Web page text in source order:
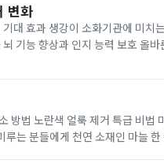
변화
대 효과 생강이 소화기관에 미치
기능 향상과 인지 능력 보호 올바
방법 노란색 얼룩 제거 특급 비법
는 분들에게 천연 소재인 마늘